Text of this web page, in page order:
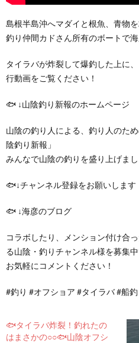
島根半島沖へマダイと根魚、青物を
釣り仲間カドさん所有のボートで
タイラバが炸裂して爆釣した上に
行動画をご覧ください！
🐟 ↓山陰釣り新報のホームページ
山陰の釣り人による、釣り人のた
陰釣り新報」
みんなで山陰の釣りを盛り上げま
🐟↓チャンネル登録をお願いします
🐟 ↓海彦のブログ
コラボしたり、メンション付け合
る山陰・釣りチャンネル様を募集中
お気軽にコメントください！
#釣り #オフショア #タイラバ #船
🐟タイラバ炸裂！釣れたの
はまさかの○○🐟山陰オフシ